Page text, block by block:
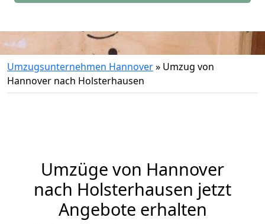
Umzugsunternehmen Hannover» Umzug von
Hannover nach Holsterhausen
Umzüge von Hannover
nach Holsterhausen jetzt
Angebote erhalten